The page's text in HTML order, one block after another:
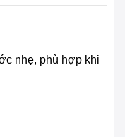
nhẹ, phù hợp khi